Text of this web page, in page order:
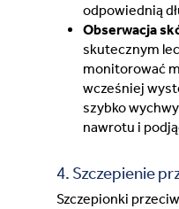
odpowiednią
Obserwacja
skutecznym
monitorować
wcześniej
szybko
nawrotu i
4. Szczepienie
Szczepionki